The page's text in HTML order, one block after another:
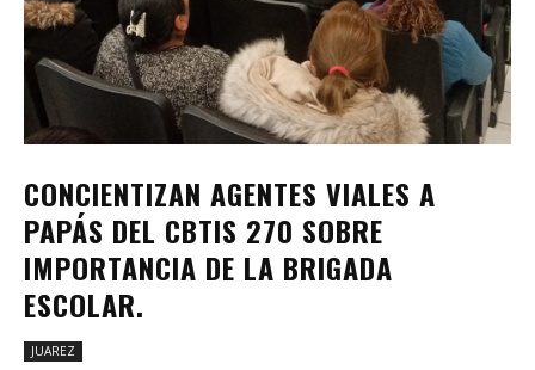
CONCIENTIZAN AGENTES VIALES A
PAPÁS DEL CBTIS 270 SOBRE
IMPORTANCIA DE LA BRIGADA
ESCOLAR.
JUAREZ